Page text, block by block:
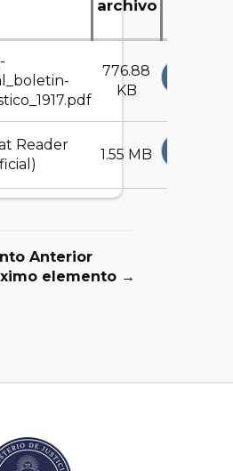
archivo
776.88
KB
Reader
1.55 MB
Anterior
elemento →